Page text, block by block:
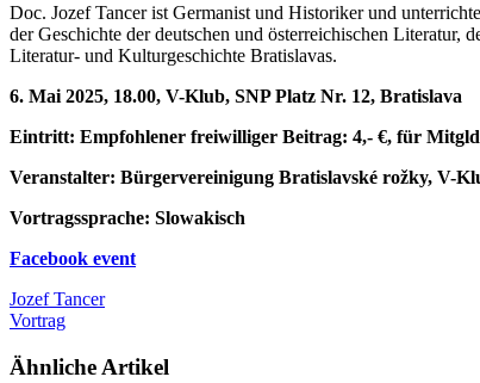
Doc. Jozef Tancer ist Germanist und Historiker und
der Geschichte der deutschen und österreichischen
Literatur- und Kulturgeschichte Bratislavas.
6. Mai 2025, 18.00, V-Klub, SNP Platz Nr. 12, Bratislava
Eintritt: Empfohlener freiwilliger Beitrag: 4,- €, für
Veranstalter: Bürgervereinigung Bratislavské rožky, V-
Vortragssprache: Slowakisch
Facebook event
Jozef Tancer
Vortrag
Ähnliche Artikel